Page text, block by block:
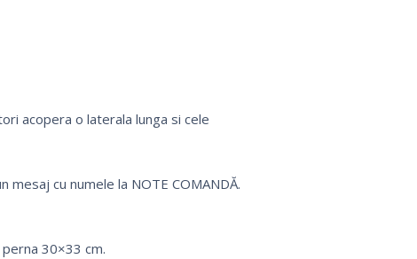
acopera o laterala lunga si cele
cu numele la NOTE COMANDĂ.
30×33 cm.